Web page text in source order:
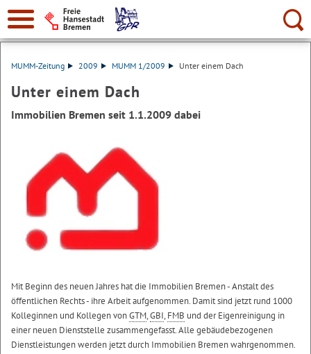
Suche:
MUMM-Zeitung 2009 MUMM 1/2009 Unter einem Dach
Unter einem Dach
Immobilien Bremen seit 1.1.2009 dabei
Mit Beginn des neuen Jahres hat die Immobilien Bremen - Anstalt des
öffentlichen Rechts - ihre Arbeit aufgenommen. Damit sind jetzt rund 1000
Kolleginnen und Kollegen vonGTM,GBI, FMB und der Eigenreinigung in
einer neuen Dienststelle zusammengefasst. Alle gebäudebezogenen
Dienstleistungen werden jetzt durch Immobilien Bremen wahrgenommen.